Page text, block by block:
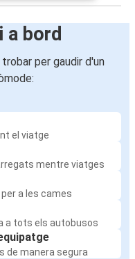
a bord
per gaudir d'un
el viatge
mentre viatges
a les cames
a tots els autobusos
de manera segura